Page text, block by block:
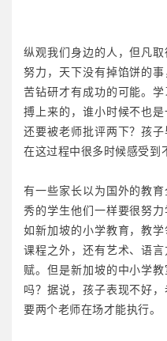
纵观我们身边的人，但凡
努力，天下没有掉馅饼的
苦钻研才有成功的可能。
搏上来的，谁小时候不也
还要被老师批评两下？孩子
在这过程中很多时候感受到
有一些家长以为国外的教
秀的学生他们一样要很努
如新加坡的小学教育，教
课程之外，还有艺术、语
赋。但是新加坡的中小学
吗？据说，孩子表现不好
要两个老师在场才能执行。